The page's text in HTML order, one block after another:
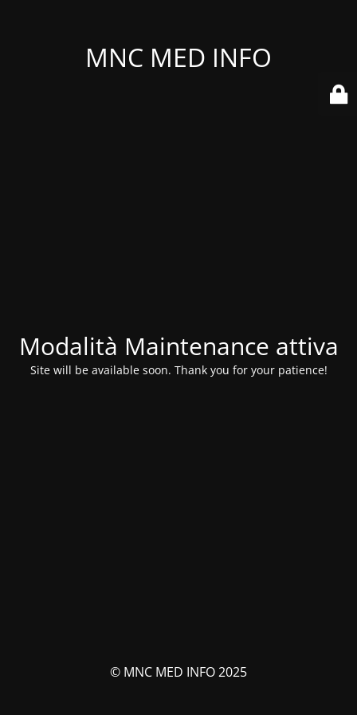
MNC MED INFO
Modalità Maintenance attiva
Site will be available soon. Thank you for your patience!
© MNC MED INFO 2025